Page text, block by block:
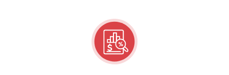
Квадроцикл/снегоход